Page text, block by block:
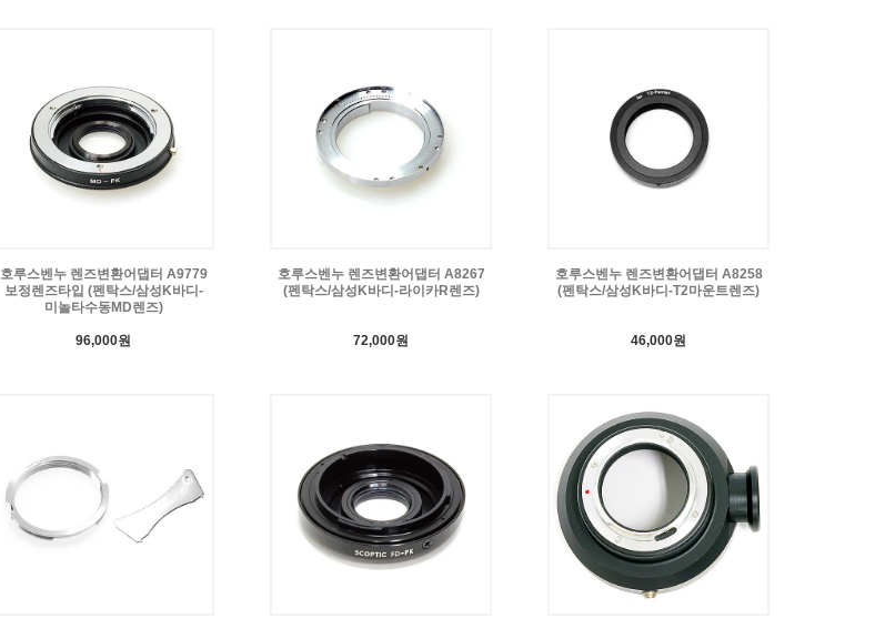
호루스벤누 렌즈변환어댑터 A9779
보정렌즈타입 (펜탁스/삼성K바디-
미놀타수동MD렌즈)
96,000원
호루스벤누 렌즈변환어댑터 A8267
(펜탁스/삼성K바디-라이카R렌즈)
72,000원
호루스벤누 렌즈변환어댑터 A8258
(펜탁스/삼성K바디-T2마운트렌즈)
46,000원